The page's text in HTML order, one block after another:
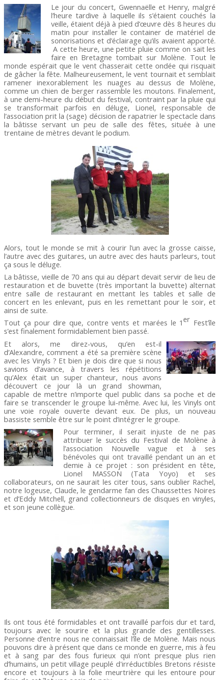
Le jour du concert, Gwennaëlle et Henry, malgré
l’heure tardive à laquelle ils s’étaient couchés la
veille, étaient déjà à pied d’œuvre dès 8 heures du
matin pour installer le container de matériel de
sonorisations et d’éclairage qu’ils avaient apporté.
A cette heure, une petite pluie comme on sait les
faire en Bretagne tombait sur Molène. Tout le
monde espérait que le vent chasserait cette ondée qui risquait
de gâcher la fête. Malheureusement, le vent tournait et semblait
ramener inexorablement les nuages au dessus de Molène,
comme un chien de berger rassemble les moutons. Finalement,
à une demi-heure du début du festival, contraint par la pluie qui
se transformait parfois en déluge, Lionel, responsable de
l’association prit la (sage) décision de rapatrier le spectacle dans
la bâtisse servant un peu de salle des fêtes, située à une
trentaine de mètres devant le podium.
Alors, tout le monde se mit à courir l’un avec la grosse caisse,
l’autre avec des guitares, un autre avec des hauts parleurs, tout
ça sous le déluge.
La bâtisse, vieille de 70 ans qui au départ devait servir de lieu de
restauration et de buvette (très important la buvette) alternat
entre salle de restaurant en mettant les tables et salle de
concert en les enlevant, puis en les remettant pour le soir, et
ainsi de suite.
Tout ça pour dire que, contre vents et marées le 1er Fest’île
s’est finalement formidablement bien passé.
Et alors, me direz-vous, qu’en est-il
d’Alexandre, comment a été sa première scène
avec les Vinyls ? Et bien je dois dire que si nous
savions d’avance, à travers les répétitions
qu’Alex était un super chanteur, nous avons
découvert ce jour là un grand showman,
capable de mettre n’importe quel public dans sa poche et de
faire se transcender le groupe lui-même. Avec lui, les Vinyls ont
une voie royale ouverte devant eux. De plus, un nouveau
bassiste semble être sur le point d’intégrer le groupe.
Pour terminer, il serait injuste de ne pas
attribuer le succès du Festival de Molène à
l’association Nouvelle vague et à ses
bénévoles qui ont travaillé pendant un an et
demie à ce projet : son président en tête,
Lionel MASSON (Tata Yoyo) et ses
collaborateurs, on ne saurait les citer tous, sans oublier Rachel,
notre logeuse, Claude, le gendarme fan des Chaussettes Noires
et d’Eddy Mitchell, grand collectionneurs de disques en vinyles,
et son jeune collègue.
Ils ont tous été formidables et ont travaillé parfois dur et tard,
toujours avec le sourire et la plus grande des gentillesses.
Personne d’entre nous ne connaissait l’île de Molène. Mais nous
pouvons dire à présent que dans ce monde en guerre, mis à feu
et à sang par des fous furieux qui n’ont presque plus rien
d’humains, un petit village peuplé d'irréductibles Bretons résiste
encore et toujours à la folie meurtrière qui les entoure pour